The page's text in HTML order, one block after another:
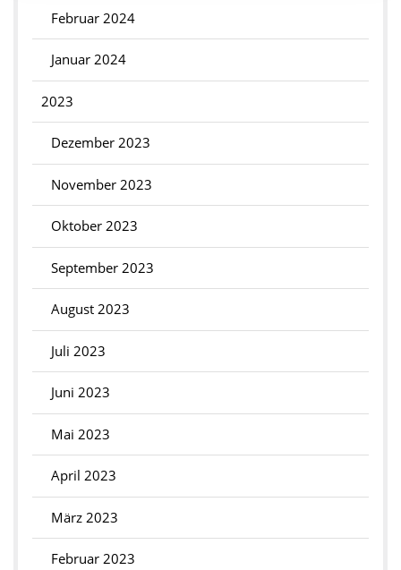
Februar 2024
Januar 2024
2023
Dezember 2023
November 2023
Oktober 2023
September 2023
August 2023
Juli 2023
Juni 2023
Mai 2023
April 2023
März 2023
Februar 2023